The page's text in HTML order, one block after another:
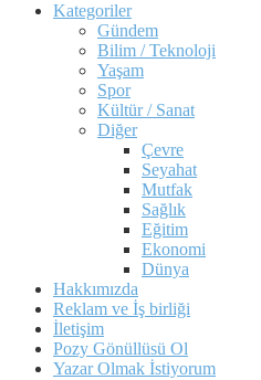
Kategoriler
Gündem
Bilim / Teknoloji
Yaşam
Spor
Kültür / Sanat
Diğer
Çevre
Seyahat
Mutfak
Sağlık
Eğitim
Ekonomi
Dünya
Hakkımızda
Reklam ve İş birliği
İletişim
Pozy Gönüllüsü Ol
Yazar Olmak İstiyorum